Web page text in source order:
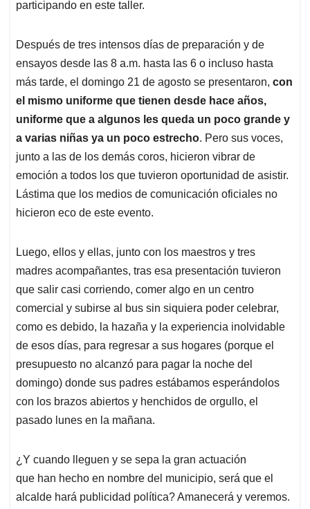
participando en este taller.
Después de tres intensos días de preparación y de
ensayos desde las 8 a.m. hasta las 6 o incluso hasta
más tarde, el domingo 21 de agosto se presentaron, con
el mismo uniforme que tienen desde hace años,
uniforme que a algunos les queda un poco grande y
a varias niñas ya un poco estrecho. Pero sus voces,
junto a las de los demás coros, hicieron vibrar de
emoción a todos los que tuvieron oportunidad de asistir.
Lástima que los medios de comunicación oficiales no
hicieron eco de este evento.
Luego, ellos y ellas, junto con los maestros y tres
madres acompañantes, tras esa presentación tuvieron
que salir casi corriendo, comer algo en un centro
comercial y subirse al bus sin siquiera poder celebrar,
como es debido, la hazaña y la experiencia inolvidable
de esos días, para regresar a sus hogares (porque el
presupuesto no alcanzó para pagar la noche del
domingo) donde sus padres estábamos esperándolos
con los brazos abiertos y henchidos de orgullo, el
pasado lunes en la mañana.
¿Y cuando lleguen y se sepa la gran actuación
que han hecho en nombre del municipio, será que el
alcalde hará publicidad política? Amanecerá y veremos.